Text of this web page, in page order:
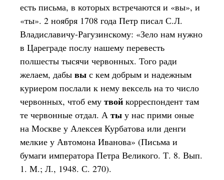
есть письма, в которых встречаются и «вы», и
«ты». 2 ноября 1708 года Петр писал С.Л.
Владиславичу-Рагузинскому: «Зело нам нужно
в Цареграде послу нашему перевесть
полшесты тысячи червонных. Того ради
желаем, дабы вы с кем добрым и надежным
куриером послали к нему вексель на то число
червонных, чтоб ему твой корреспондент там
те червонные отдал. А ты у нас прими оные
на Москве у Алексея Курбатова или денги
мелкие у Автомона Иванова» (Письма и
бумаги императора Петра Великого. Т. 8. Вып.
1. М.; Л., 1948. С. 270).